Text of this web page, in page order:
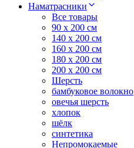
Наматрасники
Все товары
90 x 200 см
140 x 200 см
160 x 200 см
180 x 200 см
200 x 200 см
Шерсть
бамбуковое волокно
овечья шерсть
хлопок
шёлк
синтетика
Непромокаемые